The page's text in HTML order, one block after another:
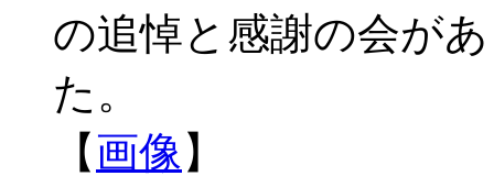
の追悼と感謝の会が
た。
【 画像 】